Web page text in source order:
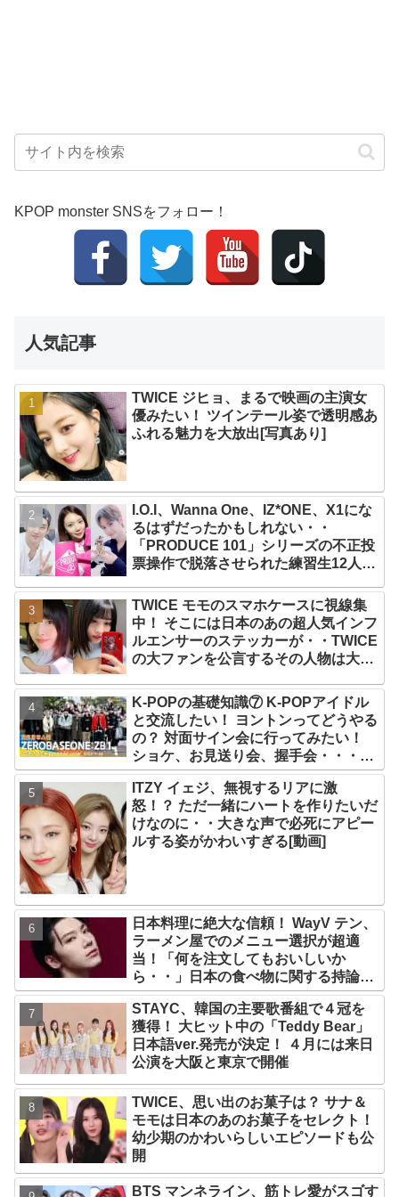
KPOP monster SNSをフォロー！
人気記事
TWICE ジヒョ、まるで映画の主演女
優みたい！ ツインテール姿で透明感あ
ふれる魅力を大放出[写真あり]
I.O.I、Wanna One、IZ*ONE、X1にな
るはずだったかもしれない・・
「PRODUCE 101」シリーズの不正投
票操作で脱落させられた練習生12人の
TWICE モモのスマホケースに視線集
中！ そこには日本のあの超人気インフ
ルエンサーのステッカーが・・TWICE
の大ファンを公言するその人物は大よ
と話題沸騰
K-POPの基礎知識⑦ K-POPアイドル
と交流したい！ ヨントンってどうやる
の？ 対面サイン会に行ってみたい！
ショケ、お見送り会、握手会・・・リ
リースイベントあれこれを紹介
ITZY イェジ、無視するリアに激
怒！？ ただ一緒にハートを作りたいだ
けなのに・・大きな声で必死にアピー
ルする姿がかわいすぎる[動画]
日本料理に絶大な信頼！ WayV テン、
ラーメン屋でのメニュー選択が超適
当！「何を注文してもおいしいか
ら・・」日本の食べ物に関する持論を
明かす
STAYC、韓国の主要歌番組で４冠を
獲得！ 大ヒット中の「Teddy Bear」
日本語ver.発売が決定！ ４月には来日
公演を大阪と東京で開催
TWICE、思い出のお菓子は？ サナ＆
モモは日本のあのお菓子をセレクト！
幼少期のかわいらしいエピソードも公
開
BTS マンネライン、筋トレ愛がスゴす